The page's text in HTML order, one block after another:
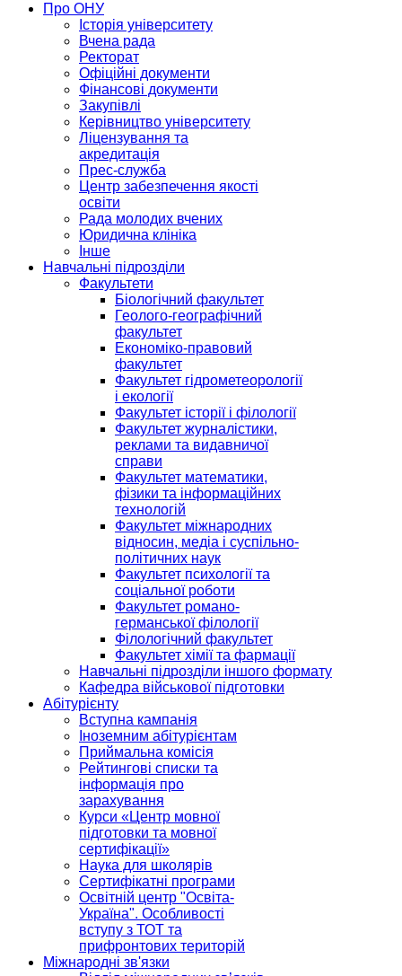
Про ОНУ
Історія університету
Вчена рада
Ректорат
Офіційні документи
Фінансові документи
Закупівлі
Керівництво університету
Ліцензування та
акредитація
Прес-служба
Центр забезпечення якості
освіти
Рада молодих вчених
Юридична клініка
Інше
Навчальні підрозділи
Факультети
Біологічний факультет
Геолого-географічний
факультет
Економіко-правовий
факультет
Факультет гідрометеорології
і екології
Факультет історії і філології
Факультет журналістики,
реклами та видавничої
справи
Факультет математики,
фізики та інформаційних
технологій
Факультет міжнародних
відносин, медіа і суспільно-
політичних наук
Факультет психології та
соціальної роботи
Факультет романо-
германської філології
Філологічний факультет
Факультет хімії та фармації
Навчальні підрозділи іншого формату
Кафедра військової підготовки
Абітурієнту
Вступна кампанія
Іноземним абітурієнтам
Приймальна комісія
Рейтингові списки та
інформація про
зарахування
Курси «Центр мовної
підготовки та мовної
сертифікації»
Наука для школярів
Сертифікатні програми
Освітній центр "Освіта-
Україна". Особливості
вступу з ТОТ та
прифронтових територій
Міжнародні зв'язки